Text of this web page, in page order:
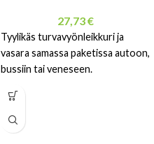
27,73€
Tyylikäs turvavyönleikkuri ja
vasara samassa paketissa autoon,
bussiin tai veneseen.